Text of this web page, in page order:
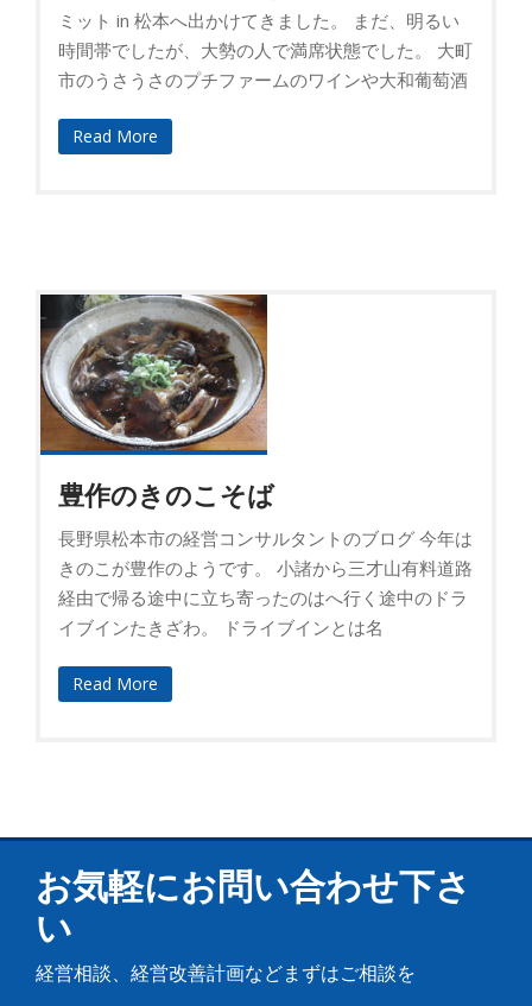
ミット in 松本へ出かけてきました。 まだ、明るい
時間帯でしたが、大勢の人で満席状態でした。 大町
市のうさうさのプチファームのワインや大和葡萄酒
Read More
豊作のきのこそば
長野県松本市の経営コンサルタントのブログ 今年は
きのこが豊作のようです。 小諸から三才山有料道路
経由で帰る途中に立ち寄ったのはへ行く途中のドラ
イブインたきざわ。 ドライブインとは名
Read More
お気軽にお問い合わせ下さ
い
経営相談、経営改善計画などまずはご相談を